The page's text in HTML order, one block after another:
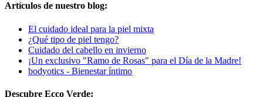
Artículos de nuestro blog:
El cuidado ideal para la piel mixta
¿Qué tipo de piel tengo?
Cuidado del cabello en invierno
¡Un exclusivo "Ramo de Rosas" para el Día de la Madre!
bodyotics - Bienestar íntimo
Descubre Ecco Verde: